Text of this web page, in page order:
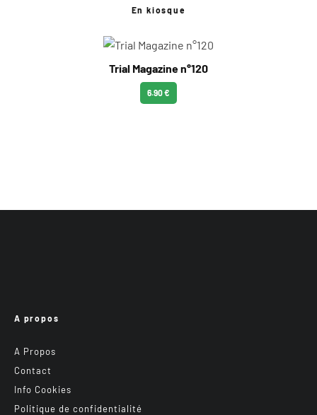
En kiosque
Trial Magazine n°120
6.90 €
A propos
A Propos
Contact
Info Cookies
Politique de confidentialité